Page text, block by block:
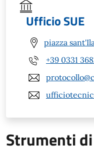
Ufficio SUE
piazza
+39 0331
Strumenti